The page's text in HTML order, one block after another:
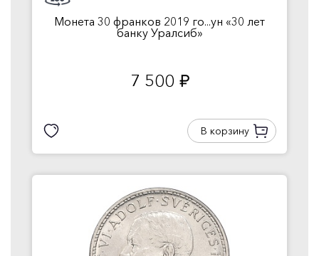
Монета 30 франков 2019 го...ун «30 лет
банку Уралсиб»
7 500 руб.
В корзину